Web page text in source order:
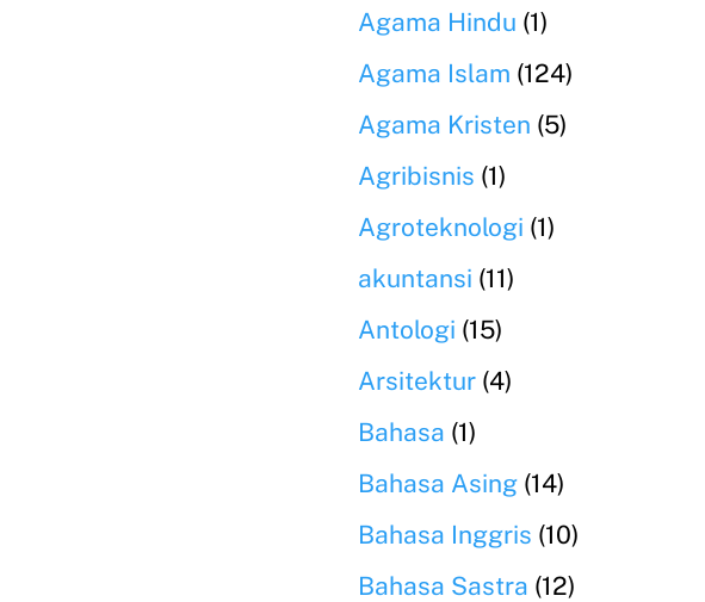
Agama Hindu (1)
Agama Islam (124)
Agama Kristen (5)
Agribisnis (1)
Agroteknologi (1)
akuntansi (11)
Antologi (15)
Arsitektur (4)
Bahasa (1)
Bahasa Asing (14)
Bahasa Inggris (10)
Bahasa Sastra (12)